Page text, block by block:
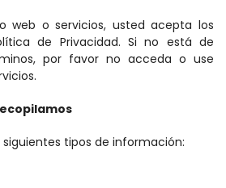
web o servicios, usted acepta los
de Privacidad. Si no está de
por favor no acceda o use
tipos de información: